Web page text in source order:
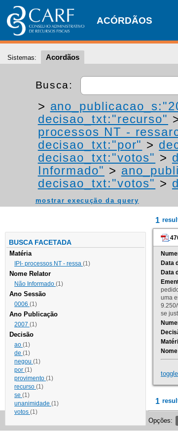
ACÓRDÃOS
Sistemas: Acordãos
Busca:
>
decisao_txt:"recurso"
processos NT -
decisao_txt:"por" >
decisao_txt:"votos" >
Informado" >
decisao_txt:"votos" >
mostrar execução da query
BUSCA FACETADA
Matéria
IPI- processos NT - ressa (1)
Nome Relator
Não Informado (1)
Ano Sessão
0006 (1)
Ano Publicação
2007 (1)
Decisão
ao (1)
de (1)
negou (1)
por (1)
provimento (1)
recurso (1)
se (1)
unanimidade (1)
votos (1)
1
Data
Data
uma
se
1
Opções: